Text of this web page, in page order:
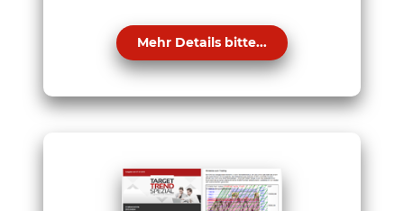
Mehr Details bitte...